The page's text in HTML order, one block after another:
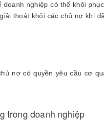
nghiệp có thể khôi
thoát khỏi các chủ nợ khi
nợ có quyền yêu cầu cơ
trong doanh nghiệp